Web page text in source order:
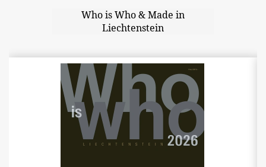
Who is Who & Made in
Liechtenstein